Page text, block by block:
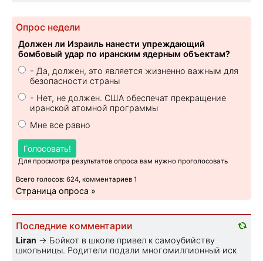
Опрос недели
Должен ли Израиль нанести упреждающий
бомбовый удар по иранским ядерным объектам?
- Да, должен, это является жизненно важным для
безопасности страны
- Нет, не должен. США обеспечат прекращение
иранской атомной программы
Мне все равно
Голосовать!
Для просмотра результатов опроса вам нужно проголосовать
Всего голосов: 624, комментариев 1
Страница опроса »
Последние комментарии
Liran → Бойкот в школе привел к самоубийству
школьницы. Родители подали многомиллионный иск